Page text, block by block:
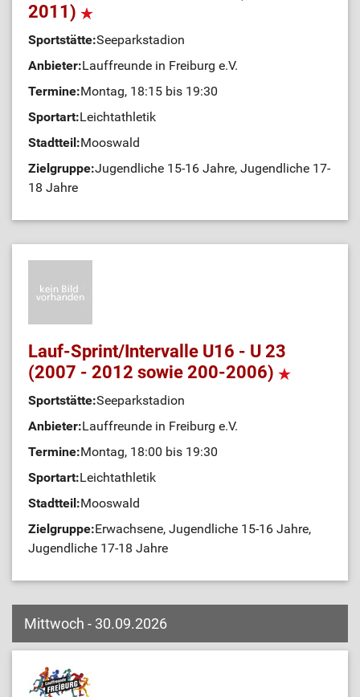
2011)
Sportstätte:Seeparkstadion
Anbieter:Lauffreunde in Freiburg e.V.
Termine:Montag, 18:15 bis 19:30
Sportart:Leichtathletik
Stadtteil:Mooswald
Zielgruppe:Jugendliche 15-16 Jahre, Jugendliche 17-
18 Jahre
Lauf-Sprint/Intervalle U16 - U 23
(2007 - 2012 sowie 200-2006)
Sportstätte:Seeparkstadion
Anbieter:Lauffreunde in Freiburg e.V.
Termine:Montag, 18:00 bis 19:30
Sportart:Leichtathletik
Stadtteil:Mooswald
Zielgruppe:Erwachsene, Jugendliche 15-16 Jahre,
Jugendliche 17-18 Jahre
Mittwoch - 30.09.2026